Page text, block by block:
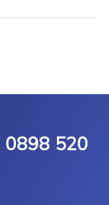
0898 520